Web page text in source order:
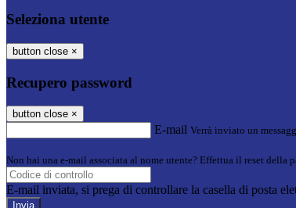
Seleziona utente
button close ×
Recupero password
button close ×
E-mail Verrà inviato un
Non hai una e-mail associata al nome utente? Effettua il reset della
E-mail inviata, si prega di controllare la casella di posta